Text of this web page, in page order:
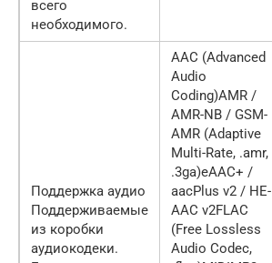
всего
необходимого.
Поддержка аудио
Поддерживаемые
из коробки
аудиокодеки.
AAC (Advanced
Audio
Coding)AMR /
AMR-NB / GSM-
AMR (Adaptive
Multi-Rate, .amr,
.3ga)eAAC+ /
aacPlus v2 / HE-
AAC v2FLAC
(Free Lossless
Audio Codec,